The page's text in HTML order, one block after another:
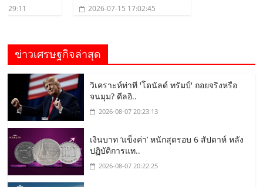
2026-07-15 17:02:45
ข่าวเศรษฐกิจล่าสุด
วิเคราะห์ท่าที 'โดนัลด์ ทรัมป์' ถอยจริงหรือ
จนมุม? ดีลอิ..
2026-08-07 20:23:13
เงินบาท ‘แข็งค่า’ หนักสุดรอบ 6 สัปดาห์ หลัง
ปฏิบัติการแท..
2026-08-07 20:22:25